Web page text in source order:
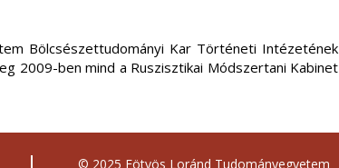
Bölcsészettudományi Kar Történeti Intézetének
2009-ben mind a Ruszisztikai Módszertani Kabinet
© 2025 Eötvös Loránd Tudományegyetem